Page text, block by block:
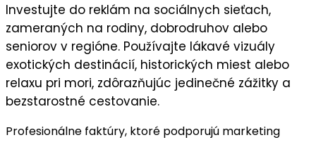
Investujte do reklám na sociálnych sieťach,
zameraných na rodiny, dobrodruhov alebo
seniorov v regióne. Používajte lákavé vizuály
exotických destinácií, historických miest alebo
relaxu pri mori, zdôrazňujúc jedinečné zážitky a
bezstarostné cestovanie.
Profesionálne faktúry, ktoré podporujú marketing